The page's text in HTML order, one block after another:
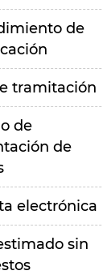
de
tramitación
de
de
electrónica
sin